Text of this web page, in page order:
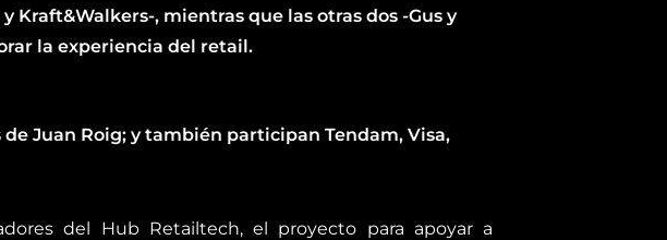
Kraft&Walkers-, mientras que las otras dos -Gus y
la experiencia del retail.
Juan Roig; y también participan Tendam, Visa,
del Hub Retailtech, el proyecto para apoyar a